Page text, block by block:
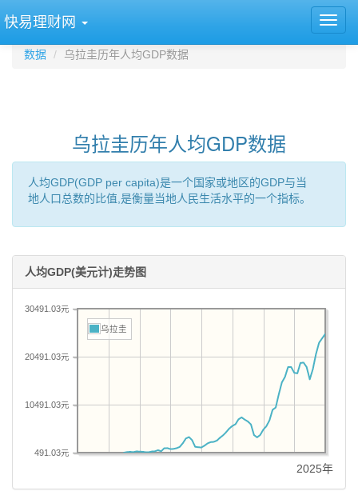
快易理财网
数据 乌拉圭历年人均GDP数据
乌拉圭历年人均GDP数据
人均GDP(GDP per capita)是一个国家或地区的GDP与当
地人口总数的比值,是衡量当地人民生活水平的一个指标。
人均GDP(美元计)走势图
491.03元
10491.03元
20491.03元
30491.03元
乌拉圭
2025年